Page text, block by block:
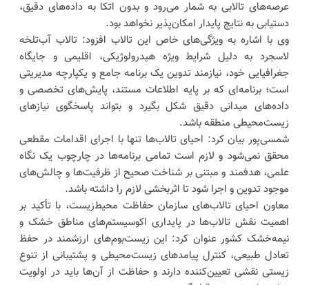
عرصه‌های تالابی به شمار می‌رود و بدون اتکا به داده‌های دقیق،
دستیابی به نتایج پایدار امکان‌پذیر نخواهد بود.
وی با اشاره به ویژگی‌های خاص این تالاب افزود: تالاب آب‌تلخه
لاسجرد به دلیل شرایط ویژه هیدرولوژیکی، اقلیمی و جایگاه
جغرافیایی خود، نیازمند تدوین یک برنامه جامع و یکپارچه مدیریتی
است؛ برنامه‌ای که بر پایه اطلاعات مستند، پایش‌های تخصصی و
داده‌های میدانی دقیق شکل بگیرد و بتواند پاسخگوی نیازهای
زیست‌محیطی منطقه باشد.
شمسی‌پور بیان کرد: احیای تالاب‌ها تنها با اجرای اقدامات مقطعی
محقق نمی‌شود و لازم است تمامی برنامه‌ها در چارچوب یک نگاه
علمی، هدفمند و مبتنی بر شناخت صحیح از ظرفیت‌ها و چالش‌های
موجود تدوین و اجرا شود تا اثربخشی لازم را داشته باشد.
معاون احیای تالاب‌های سازمان حفاظت محیط‌زیست، با تأکید بر
اهمیت نقش تالاب‌ها در پایداری اکوسیستم‌های مناطق خشک و
نیمه‌خشک کشور عنوان کرد: این زیست‌بوم‌های ارزشمند در حفظ
تعادل طبیعی، کنترل پیامدهای زیست‌محیطی و پشتیبانی از تنوع
زیستی نقشی تعیین‌کننده دارند و حفاظت از آن‌ها باید در اولویت